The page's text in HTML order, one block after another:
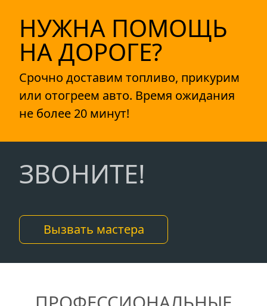
НУЖНА ПОМОЩЬ
НА ДОРОГЕ?
Срочно доставим топливо, прикурим
или отогреем авто. Время ожидания
не более 20 минут!
ЗВОНИТЕ!
Вызвать мастера